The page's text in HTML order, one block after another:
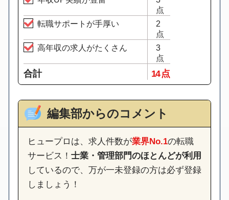
点
転職サポートが手厚い
2
点
高年収の求人がたくさん
3
点
合計 14 点
編集部からのコメント
ヒュープロは、求人件数が業界No.1の転職
サービス！ 士業・管理部門のほとんどが利用
しているので、万が一未登録の方は必ず登録
しましょう！